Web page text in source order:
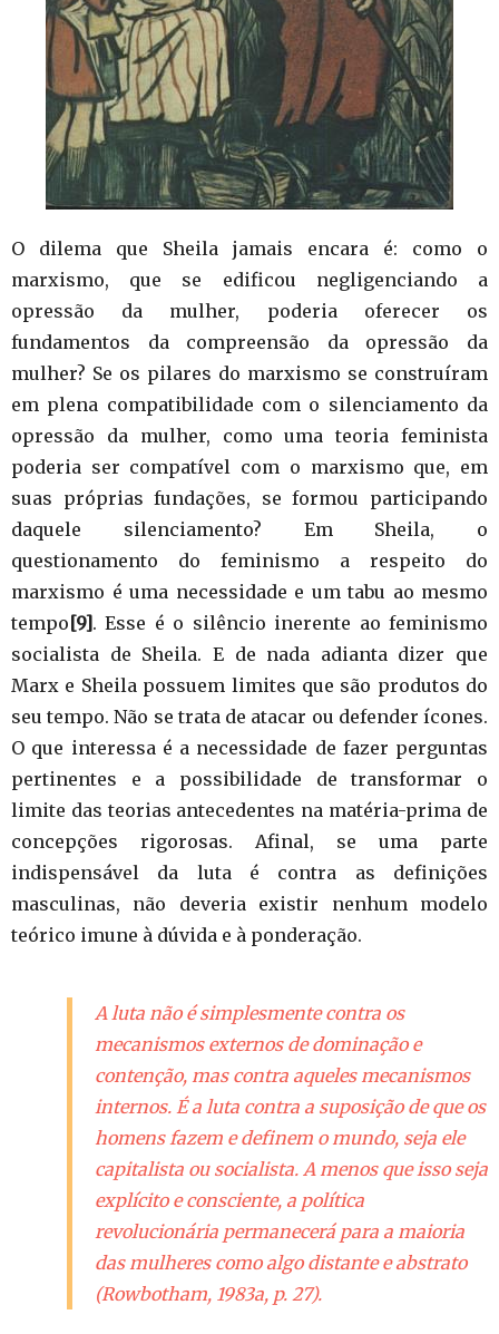
O dilema que Sheila jamais encara é: como o
marxismo, que se edificou negligenciando a
opressão da mulher, poderia oferecer os
fundamentos da compreensão da opressão da
mulher? Se os pilares do marxismo se construíram
em plena compatibilidade com o silenciamento da
opressão da mulher, como uma teoria feminista
poderia ser compatível com o marxismo que, em
suas próprias fundações, se formou participando
daquele silenciamento? Em Sheila, o
questionamento do feminismo a respeito do
marxismo é uma necessidade e um tabu ao mesmo
tempo [9] . Esse é o silêncio inerente ao feminismo
socialista de Sheila. E de nada adianta dizer que
Marx e Sheila possuem limites que são produtos do
seu tempo. Não se trata de atacar ou defender ícones.
O que interessa é a necessidade de fazer perguntas
pertinentes e a possibilidade de transformar o
limite das teorias antecedentes na matéria-prima de
concepções rigorosas. Afinal, se uma parte
indispensável da luta é contra as definições
masculinas, não deveria existir nenhum modelo
teórico imune à dúvida e à ponderação.
A luta não é simplesmente contra os
mecanismos externos de dominação e
contenção, mas contra aqueles mecanismos
internos. É a luta contra a suposição de que os
homens fazem e definem o mundo, seja ele
capitalista ou socialista. A menos que isso seja
explícito e consciente, a política
revolucionária permanecerá para a maioria
das mulheres como algo distante e abstrato
(Rowbotham, 1983a, p. 27).